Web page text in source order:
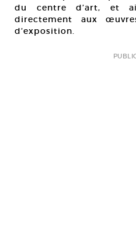
du centre d’art, et
directement aux
d’exposition.